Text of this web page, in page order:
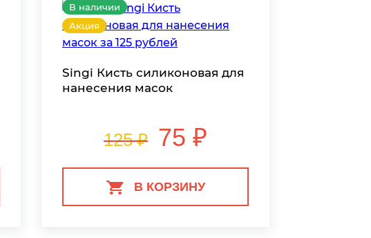
В наличии
Акция
Singi Кисть силиконовая для
нанесения масок
125 ₽ 75 ₽
В КОРЗИНУ